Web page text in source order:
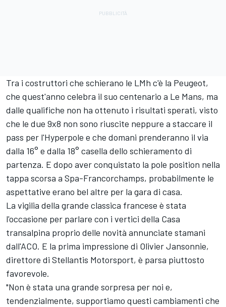
Tra i costruttori che schierano le LMh c'è la Peugeot,
che quest'anno celebra il suo centenario a Le Mans, ma
dalle qualifiche non ha ottenuto i risultati sperati, visto
che le due 9x8 non sono riuscite neppure a staccare il
pass per l'Hyperpole e che domani prenderanno il via
dalla 16° e dalla 18° casella dello schieramento di
partenza. E dopo aver conquistato la pole position nella
tappa scorsa a Spa-Francorchamps, probabilmente le
aspettative erano bel altre per la gara di casa.
La vigilia della grande classica francese è stata
l'occasione per parlare con i vertici della Casa
transalpina proprio delle novità annunciate stamani
dall'ACO. E la prima impressione di Olivier Jansonnie,
direttore di Stellantis Motorsport, è parsa piuttosto
favorevole.
"Non è stata una grande sorpresa per noi e,
tendenzialmente, supportiamo questi cambiamenti che